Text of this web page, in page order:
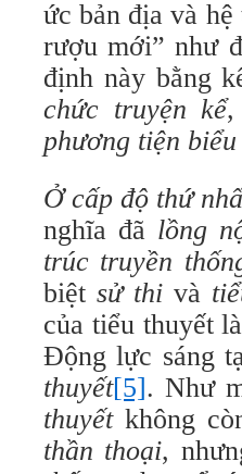
ức bản địa và
rượu mới” như
định này bằng
chức truyện kể,
phương tiện
Ở cấp độ thứ
nghĩa đã lồng
trúc truyền
biệt sử thi và
của tiểu thuyết là
Động lực sáng
thuyết[5]. Như
thuyếtkhông
thần thoại,